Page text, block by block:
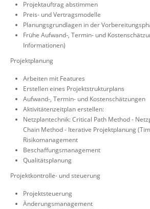
Projektauftrag abstimmen
Preis- und Vertragsmodelle
Planungsgrundlagen in der
Frühe Aufwand-, Termin- und
Informationen)
Projektplanung
Arbeiten mit Features
Erstellen eines Projektstrukturplans
Aufwand-, Termin- und Kostenschätzungen
Aktivitätenzeitplan erstellen:
Netzplantechnik: Critical Path Method -
Chain Method - Iterative Projektplanung
Risikomanagement
Beschaffungsmanagement
Qualitätsplanung
Projektkontrolle- und steuerung
Projektsteuerung
Änderungsmanagement